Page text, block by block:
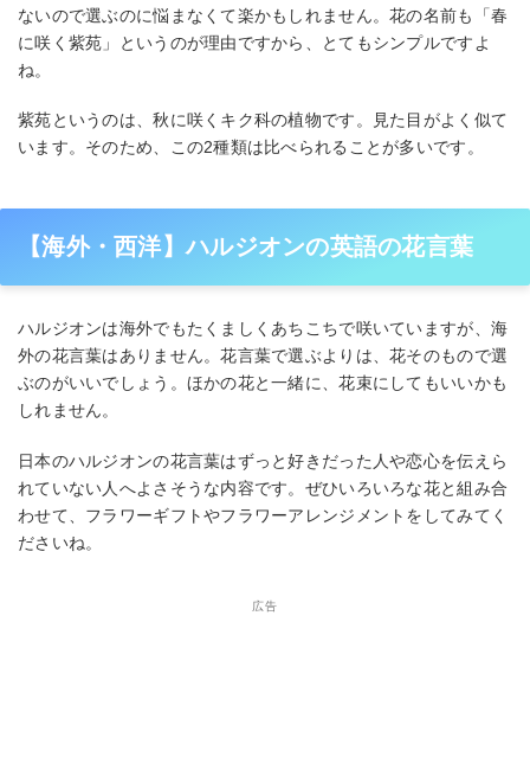
ないので選ぶのに悩まなくて楽かもしれません。花の名前も「春
に咲く紫苑」というのが理由ですから、とてもシンプルですよ
ね。
紫苑というのは、秋に咲くキク科の植物です。見た目がよく似て
います。そのため、この2種類は比べられることが多いです。
【海外・西洋】ハルジオンの英語の花言葉
ハルジオンは海外でもたくましくあちこちで咲いていますが、海
外の花言葉はありません。花言葉で選ぶよりは、花そのもので選
ぶのがいいでしょう。ほかの花と一緒に、花束にしてもいいかも
しれません。
日本のハルジオンの花言葉はずっと好きだった人や恋心を伝えら
れていない人へよさそうな内容です。ぜひいろいろな花と組み合
わせて、フラワーギフトやフラワーアレンジメントをしてみてく
ださいね。
広告